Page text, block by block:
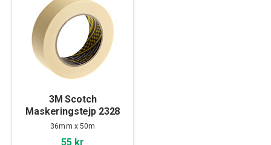
3M Scotch
Maskeringstejp 2328
Gul, 36mm
36mm x 50m
55 kr